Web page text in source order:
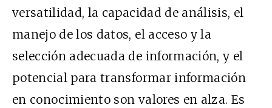
versatilidad, la capacidad de análisis, el
manejo de los datos, el acceso y la
selección adecuada de información, y el
potencial para transformar información
en conocimiento son valores en alza. Es